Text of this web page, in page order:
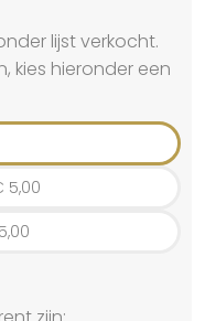
lijst verkocht.
kies hieronder een
5,00
5,00